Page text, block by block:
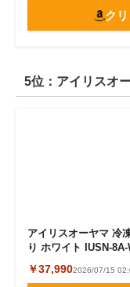
ク
5位：アイリスオ
アイリスオーヤマ 冷
り ホワイト IUSN-8A-
￥37,9902026/07/15